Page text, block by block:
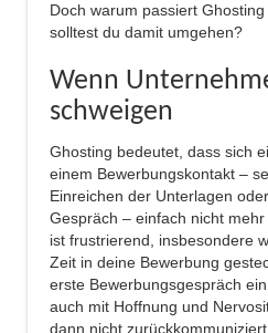
Doch warum passiert
solltest du damit umgehen?
Wenn
schweigen
Ghosting bedeutet, dass sich
einem Bewerbungskontakt –
Einreichen der Unterlagen
Gespräch – einfach nicht
ist frustrierend, insbesondere
Zeit in deine Bewerbung
erste Bewerbungsgespräch
auch mit Hoffnung und
dann nicht